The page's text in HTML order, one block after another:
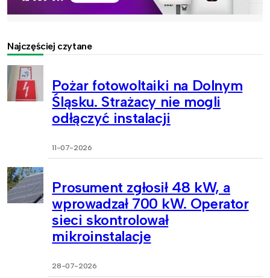
Najczęściej czytane
Pożar fotowoltaiki na Dolnym
Śląsku. Strażacy nie mogli
odłączyć instalacji
11-07-2026
Prosument zgłosił 48 kW, a
wprowadzał 700 kW. Operator
sieci skontrolował
mikroinstalacje
28-07-2026